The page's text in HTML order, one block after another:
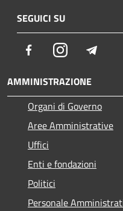
SEGUICI SU
FacebookInstagram
AMMINISTRAZIONE
Organi di Governo
Aree Amministrative
Uffici
Enti e fondazioni
Politici
Personale